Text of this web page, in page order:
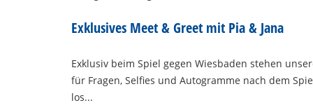
Exklusives Meet & Greet mit Pia & Jana
Exklusiv beim Spiel gegen Wiesbaden stehen
für Fragen, Selfies und Autogramme nach dem
los...